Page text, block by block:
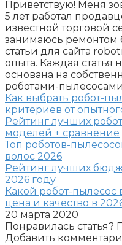
Приветствую! Меня
5 лет работал
известной торговой
занимаюсь ремонтом
статьи для сайта
опыта. Каждая статья
основана на
роботами-
Как выбрать робот-
критериев от
Рейтинг лучших
моделей + сравнение
Топ роботов-
волос 2026
Рейтинг лучших
2026 году
Какой робот-
цена и качество в
20 марта 2020
Понравилась статья?
Добавить